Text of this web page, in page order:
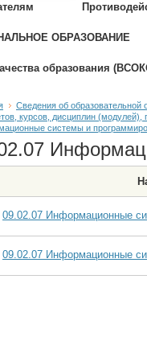
ОБРАЗОВАНИЕ
образования
Сведения об образовательной
курсов, дисциплин (модулей),
системы и
09.02.07 Информационные
09.02.07 Информационные